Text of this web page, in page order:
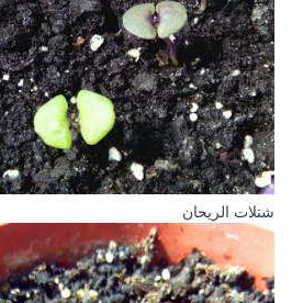
شتلات الريحان